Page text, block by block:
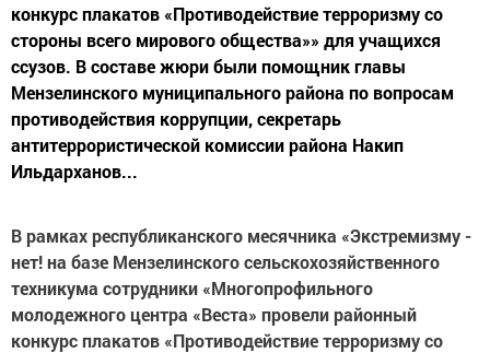
конкурс плакатов «Противодействие терроризму со
стороны всего мирового общества»» для учащихся
ссузов. В составе жюри были помощник главы
Мензелинского муниципального района по вопросам
противодействия коррупции, секретарь
антитеррористической комиссии района Накип
Ильдарханов...
В рамках республиканского месячника «Экстремизму -
нет! на базе Мензелинского сельскохозяйственного
техникума сотрудники «Многопрофильного
молодежного центра «Веста» провели районный
конкурс плакатов «Противодействие терроризму со